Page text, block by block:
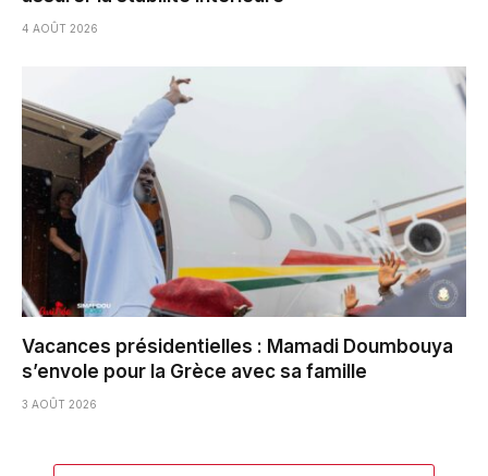
4 AOÛT 2026
Vacances présidentielles : Mamadi Doumbouya
s’envole pour la Grèce avec sa famille
3 AOÛT 2026